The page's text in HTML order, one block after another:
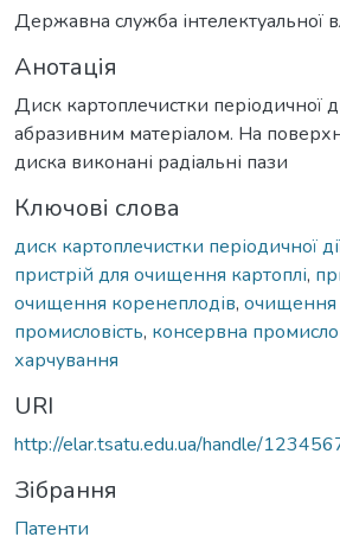
Державна служба інтелектуальної
Анотація
Диск картоплечистки періодичної
абразивним матеріалом. На
диска виконані радіальні пази
Ключові слова
диск картоплечистки періодичної
пристрій для очищення картоплі,
очищення коренеплодів, очищення
промисловість, консервна
харчування
URI
http://elar.tsatu.edu.ua/handle/
Зібрання
Патенти